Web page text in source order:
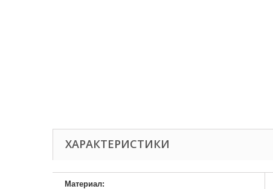
ХАРАКТЕРИСТИКИ
Материал: